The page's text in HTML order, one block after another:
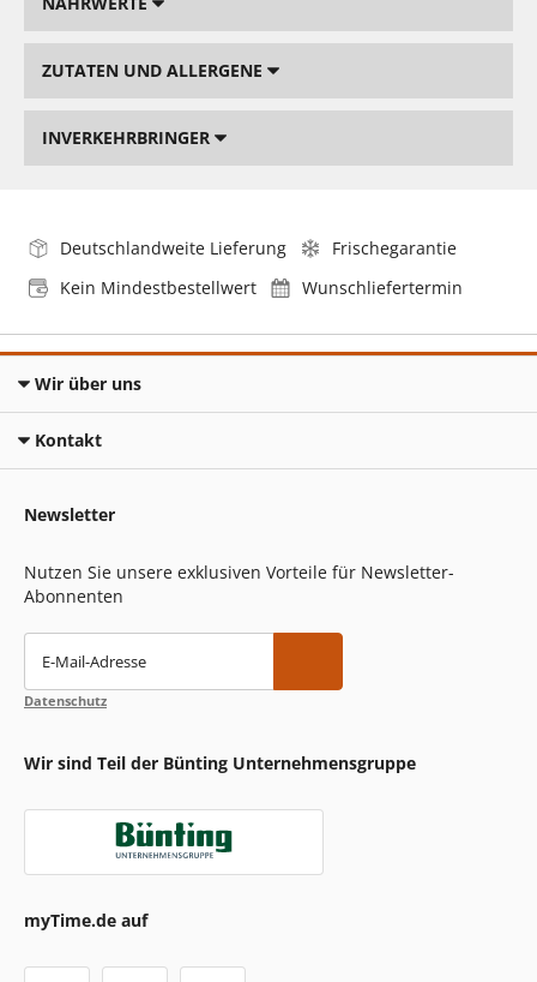
ZUTATEN UND ALLERGENE
INVERKEHRBRINGER
Deutschlandweite Lieferung
Frischegarantie
Kein Mindestbestellwert
Wunschliefertermin
Wir über uns
Kontakt
Newsletter
Nutzen Sie unsere exklusiven Vorteile für Newsletter-
Abonnenten
E-Mail-Adresse
Datenschutz
Wir sind Teil der Bünting Unternehmensgruppe
myTime.de auf